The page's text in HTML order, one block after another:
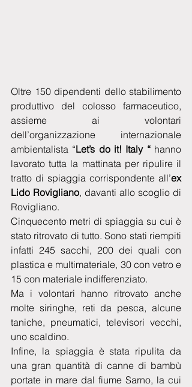
Oltre 150 dipendenti dello stabilimento
produttivo del colosso farmaceutico,
assieme ai volontari
dell’organizzazione internazionale
ambientalista “Let’s do it! Italy “ hanno
lavorato tutta la mattinata per ripulire il
tratto di spiaggia corrispondente all’ex
Lido Rovigliano, davanti allo scoglio di
Rovigliano.
Cinquecento metri di spiaggia su cui è
stato ritrovato di tutto. Sono stati riempiti
infatti 245 sacchi, 200 dei quali con
plastica e multimateriale, 30 con vetro e
15 con materiale indifferenziato.
Ma i volontari hanno ritrovato anche
molte siringhe, reti da pesca, alcune
taniche, pneumatici, televisori vecchi,
uno scaldino.
Infine, la spiaggia è stata ripulita da
una gran quantità di canne di bambù
portate in mare dal fiume Sarno, la cui